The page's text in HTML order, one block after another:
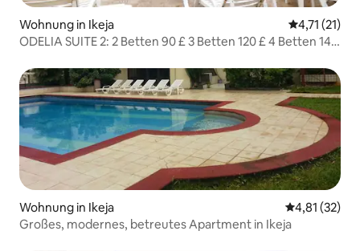
Wohnung in Ikeja
4,71 (21)
ODELIA SUITE 2: 2 Betten 90 £ 3 Betten 120 £ 4 Betten 140
Wohnung in Ikeja
4,81 (32)
Großes, modernes, betreutes Apartment in Ikeja